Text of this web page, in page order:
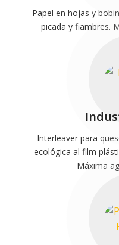
Papel en hojas y
picada y fiambres.
Interleaver para
ecológica al film
Máxima